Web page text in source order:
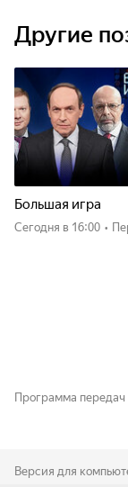
Другие
Большая игра
Сегодня в 16:00 •
Программа передач
Версия для